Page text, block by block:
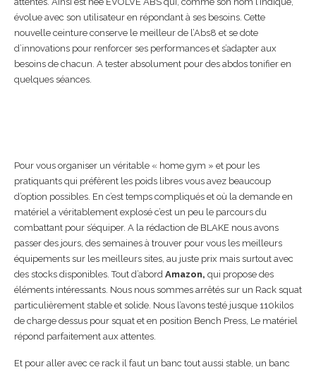
évolue avec son utilisateur en répondant à ses besoins. Cette
nouvelle ceinture conserve le meilleur de l’Abs8 et se dote
d’innovations pour renforcer ses performances et s’adapter aux
besoins de chacun. A tester absolument pour des abdos tonifier en
quelques séances.
Pour vous organiser un véritable « home gym » et pour les
pratiquants qui préfèrent les poids libres vous avez beaucoup
d’option possibles. En c’est temps compliqués et où la demande en
matériel a véritablement explosé c’est un peu le parcours du
combattant pour s’équiper. A la rédaction de BLAKE nous avons
passer des jours, des semaines à trouver pour vous les meilleurs
équipements sur les meilleurs sites, au juste prix mais surtout avec
des stocks disponibles. Tout d’abord Amazon, qui propose des
éléments intéressants. Nous nous sommes arrêtés sur un Rack squat
particulièrement stable et solide. Nous l’avons testé jusque 110kilos
de charge dessus pour squat et en position Bench Press, Le matériel
répond parfaitement aux attentes.
Et pour aller avec ce rack il faut un banc tout aussi stable, un banc